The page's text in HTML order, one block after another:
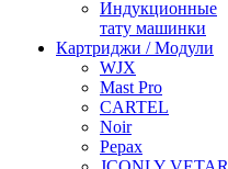
Индукционные
тату машинки
Картриджи / Модули
WJX
Mast Pro
CARTEL
Noir
Pepax